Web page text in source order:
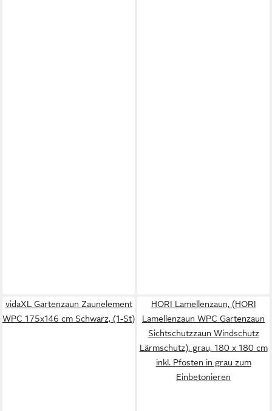
vidaXL Gartenzaun Zaunelement
WPC 175x146 cm Schwarz, (1-St)
HORI Lamellenzaun, (HORI
Lamellenzaun WPC Gartenzaun
Sichtschutzzaun Windschutz
Lärmschutz), grau, 180 x 180 cm
inkl. Pfosten in grau zum
Einbetonieren